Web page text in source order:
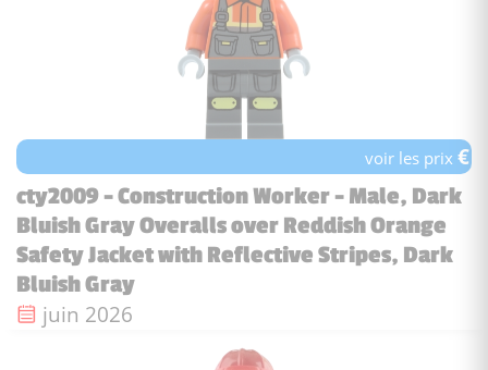
voir les prix€
cty2009 - Construction Worker - Male, Dark
Bluish Gray Overalls over Reddish Orange
Safety Jacket with Reflective Stripes, Dark
Bluish Gray
Date de sortie :
juin 2026